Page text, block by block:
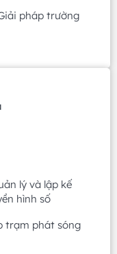
pháp trường
lý và lập kế
hình số
trạm phát sóng